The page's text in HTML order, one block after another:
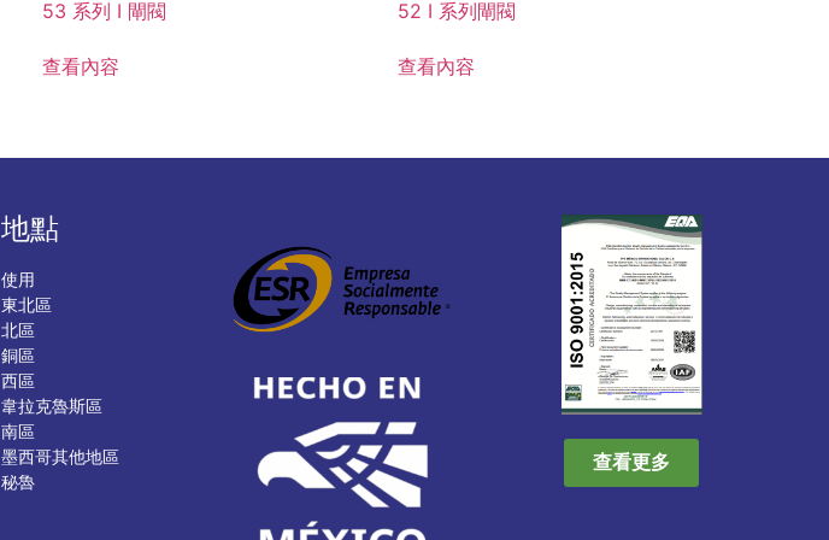
53 系列 I 閘閥
查看內容
52 I 系列閘閥
查看內容
地點
使用
東北區
北區
銅區
西區
韋拉克魯斯區
南區
墨西哥其他地區
秘魯
查看更多